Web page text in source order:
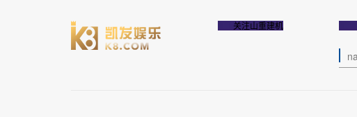
关注山重建机